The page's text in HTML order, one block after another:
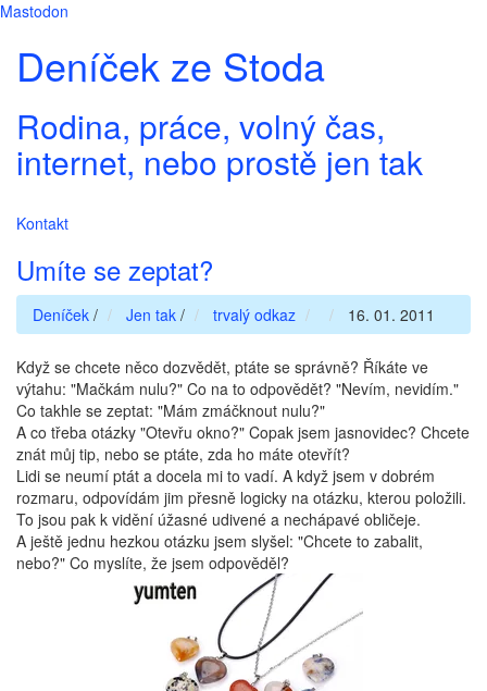
Mastodon
Deníček ze Stoda
Rodina, práce, volný čas,
internet, nebo prostě jen tak
Kontakt
Umíte se zeptat?
Deníček / Jen tak / trvalý odkaz 16. 01. 2011
Když se chcete něco dozvědět, ptáte se správně? Říkáte ve
výtahu: "Mačkám nulu?" Co na to odpovědět? "Nevím, nevidím."
Co takhle se zeptat: "Mám zmáčknout nulu?"
A co třeba otázky "Otevřu okno?" Copak jsem jasnovidec? Chcete
znát můj tip, nebo se ptáte, zda ho máte otevřít?
Lidi se neumí ptát a docela mi to vadí. A když jsem v dobrém
rozmaru, odpovídám jim přesně logicky na otázku, kterou položili.
To jsou pak k vidění úžasné udivené a nechápavé obličeje.
A ještě jednu hezkou otázku jsem slyšel: "Chcete to zabalit,
nebo?" Co myslíte, že jsem odpověděl?